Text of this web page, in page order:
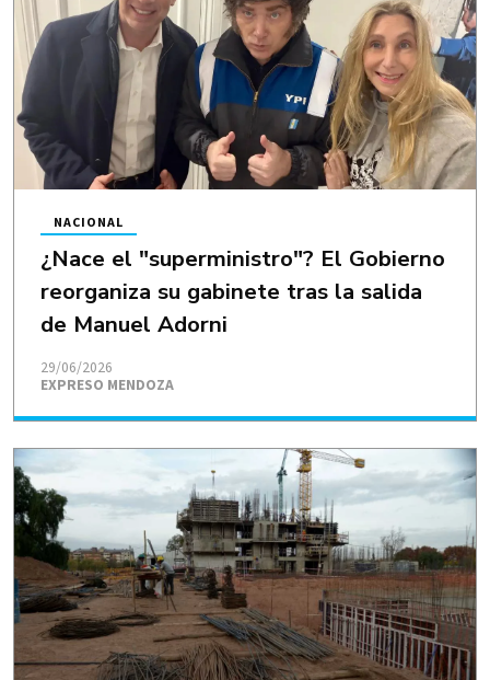
¿Nace el "superministro"? El Gobierno
reorganiza su gabinete tras la salida
de Manuel Adorni
EXPRESO MENDOZA
NACIONAL
29/06/2026